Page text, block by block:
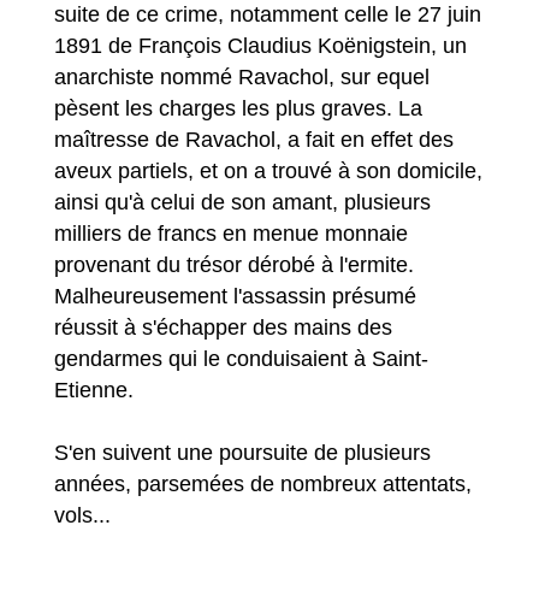
suite de ce crime, notamment celle le 27 juin
1891 de François Claudius Koënigstein, un
anarchiste nommé Ravachol, sur equel
pèsent les charges les plus graves. La
maîtresse de Ravachol, a fait en effet des
aveux partiels, et on a trouvé à son domicile,
ainsi qu'à celui de son amant, plusieurs
milliers de francs en menue monnaie
provenant du trésor dérobé à l'ermite.
Malheureusement l'assassin présumé
réussit à s'échapper des mains des
gendarmes qui le conduisaient à Saint-
Etienne.
S'en suivent une poursuite de plusieurs
années, parsemées de nombreux attentats,
vols...